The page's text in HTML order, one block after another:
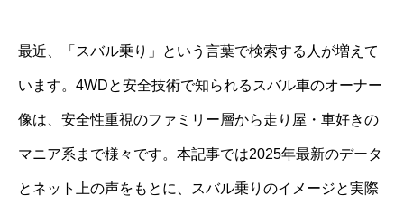
最近、「スバル乗り」という言葉で検索する人が増えて
います。4WDと安全技術で知られるスバル車のオーナー
像は、安全性重視のファミリー層から走り屋・車好きの
マニア系まで様々です。本記事では2025年最新のデータ
とネット上の声をもとに、スバル乗りのイメージと実際